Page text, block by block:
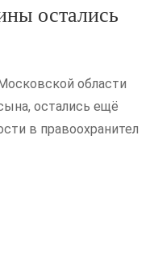
остались
области
остались ещё
в правоохранител